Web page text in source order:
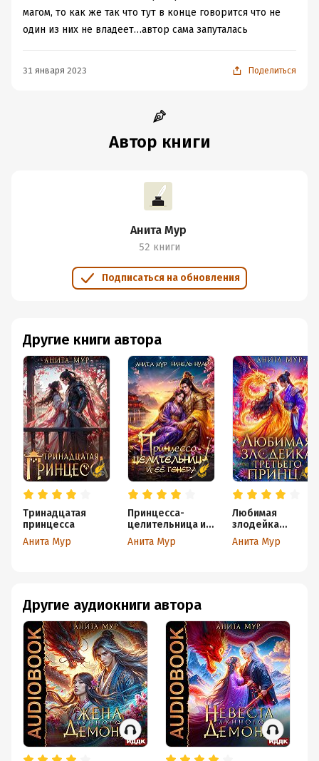
магом, то как же так что тут в конце говорится что не
один из них не владеет…автор сама запуталась
31 января 2023 Поделиться
Автор книги
Анита Мур
52 книги
Подписаться на обновления
Другие книги автора
Тринадцатая
принцесса
Анита Мур
Принцесса-
целительница и
ее генерал
Анита Мур
Любимая
злодейка
третьего принца
Анита Мур
Другие аудиокниги автора